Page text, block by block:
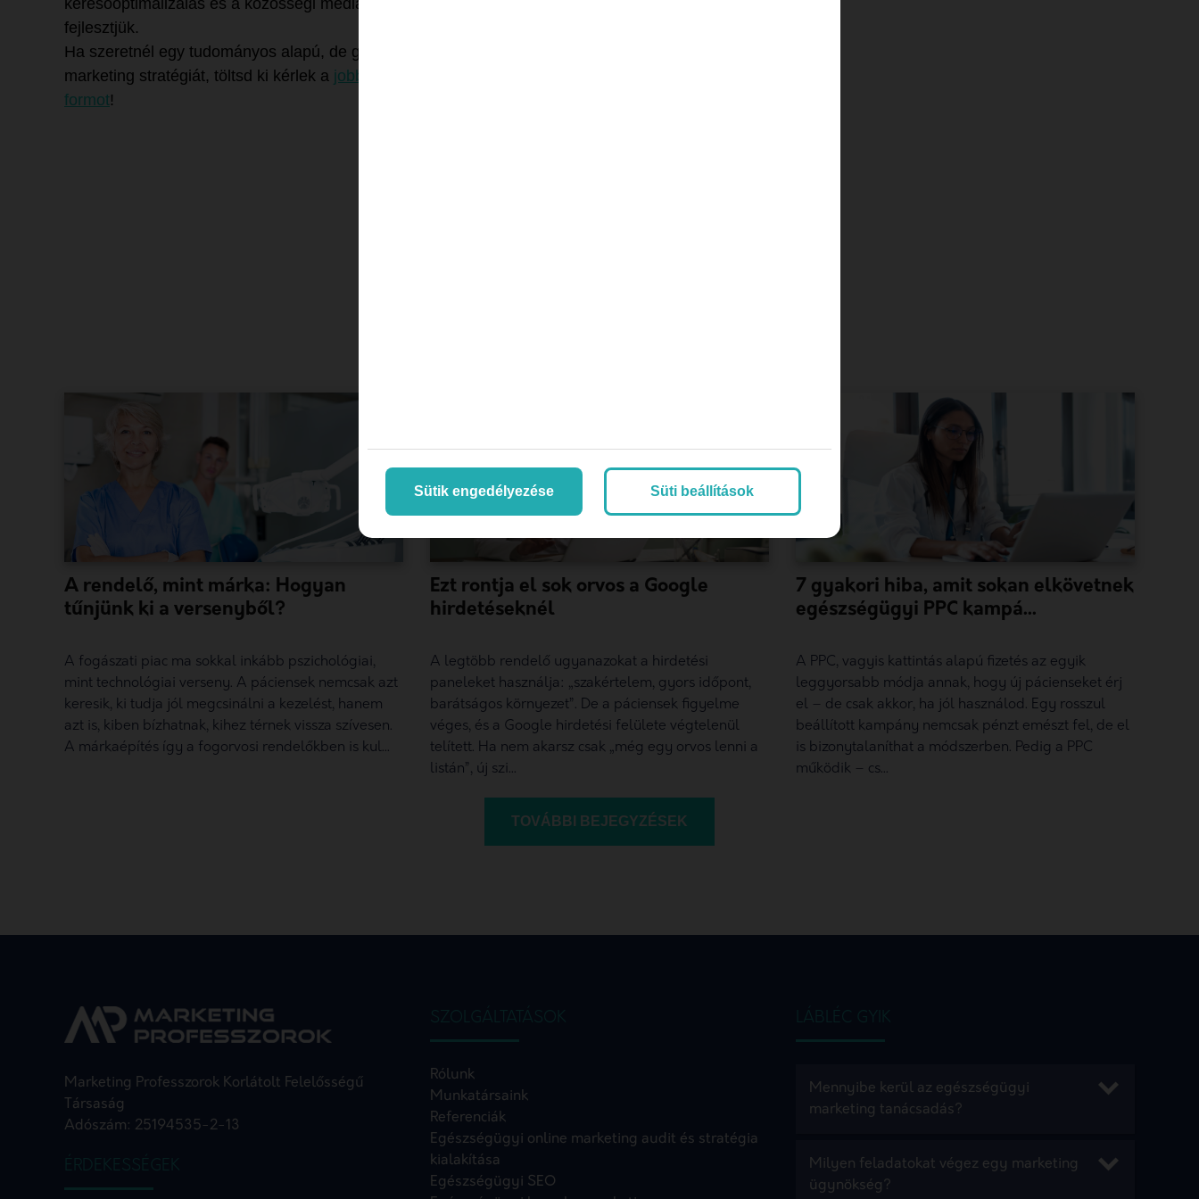
keresőoptimalizálás és a közösségi média marketing módszereket
fejlesztjük.
Ha szeretnél egy tudományos alapú, de gyakorlati tudáson nyugvó
marketing stratégiát, töltsd ki kérlek a jobboldali kapcsolatfelvételi
formot!
A rendelő, mint márka: Hogyan
tűnjünk ki a versenyből?
A fogászati piac ma sokkal inkább pszichológiai,
mint technológiai verseny. A páciensek nemcsak azt
keresik, ki tudja jól megcsinálni a kezelést, hanem
azt is, kiben bízhatnak, kihez térnek vissza szívesen.
A márkaépítés így a fogorvosi rendelőkben is kul...
Ezt rontja el sok orvos a Google
hirdetéseknél
A legtöbb rendelő ugyanazokat a hirdetési
paneleket használja: „szakértelem, gyors időpont,
barátságos környezet”. De a páciensek figyelme
véges, és a Google hirdetési felülete végtelenül
telített. Ha nem akarsz csak „még egy orvos lenni a
listán”, új szi...
7 gyakori hiba, amit sokan elkövetnek
egészségügyi PPC kampá...
A PPC, vagyis kattintás alapú fizetés az egyik
leggyorsabb módja annak, hogy új pácienseket érj
el – de csak akkor, ha jól használod. Egy rosszul
beállított kampány nemcsak pénzt emészt fel, de el
is bizonytalaníthat a módszerben. Pedig a PPC
működik – cs...
TOVÁBBI BEJEGYZÉSEK
Marketing Professzorok Korlátolt Felelősségű
Társaság
Adószám: 25194535-2-13
ÉRDEKESSÉGEK
SZOLGÁLTATÁSOK
Rólunk
Munkatársaink
Referenciák
Egészségügyi online marketing audit és stratégia
kialakítása
Egészségügyi SEO
LÁBLÉC GYIK
Mennyibe kerül az egészségügyi
marketing tanácsadás?
Milyen feladatokat végez egy marketing
ügynökség?
Sütik engedélyezése Süti beállítások